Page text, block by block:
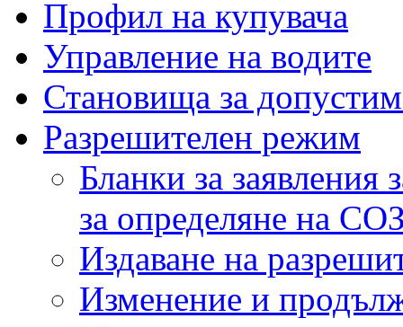
Профил на купувача
Управление на водите
Становища за
Разрешителен режим
Бланки за заявления
за определяне на
Издаване на
Изменение и